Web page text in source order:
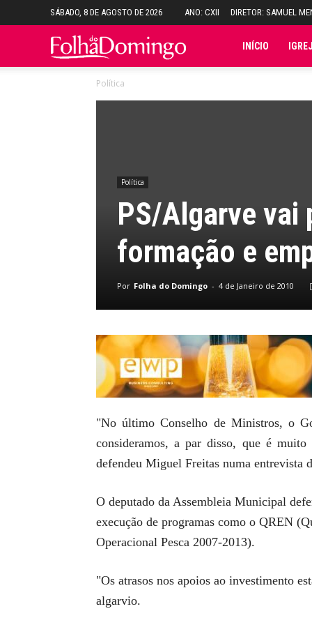
SÁBADO, 8 DE AGOSTO DE 2026 ANO: CXII DIRETOR: SAMUEL
Folha INÍCIO
Política
Política
PS/Algarve vai
formação e
Por Folha do Domingo - 4 de Janeiro de 2010
"No último Conselho de Ministros, o
consideramos, a par disso, que é
defendeu Miguel Freitas numa entrevista
O deputado da Assembleia Municipal
execução de programas como o QREN
Operacional Pesca 2007-2013).
"Os atrasos nos apoios ao investimento
algarvio.